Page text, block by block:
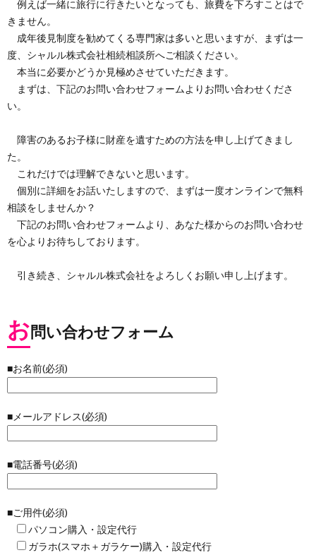
例えば一緒に旅行に行きたいとなっても、旅費を下ろすことはで
きません。
成年後見制度を勧めてくる専門家は多いと思いますが、まずは一
度、シャルル株式会社相続相談所へご相談ください。
本当に必要かどうか見極めさせていただきます。
まずは、下記のお問い合わせフォームよりお問い合わせくださ
い。
障害のあるお子様に財産を遺すための方法を申し上げてきまし
た。
これだけでは理解できないと思います。
個別に詳細をお話いたしますので、まずは一度オンラインで無料
相談をしませんか？
下記のお問い合わせフォームより、あなた様からのお問い合わせ
を心よりお待ちしております。
引き続き、シャルル株式会社をよろしくお願い申し上げます。
お問い合わせフォーム
■お名前(必須)
■メールアドレス(必須)
■電話番号(必須)
■ご用件(必須)
パソコン購入・設定代行
ガラホ(スマホ＋ガラケー)購入・設定代行